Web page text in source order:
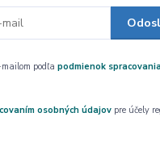
pojmov
s kupujúcim výslovne
podľa podmienok
osobných údajovpre účely